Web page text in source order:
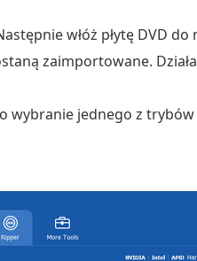
włóż płytę DVD
zaimportowane.
wybranie jednego z trybów